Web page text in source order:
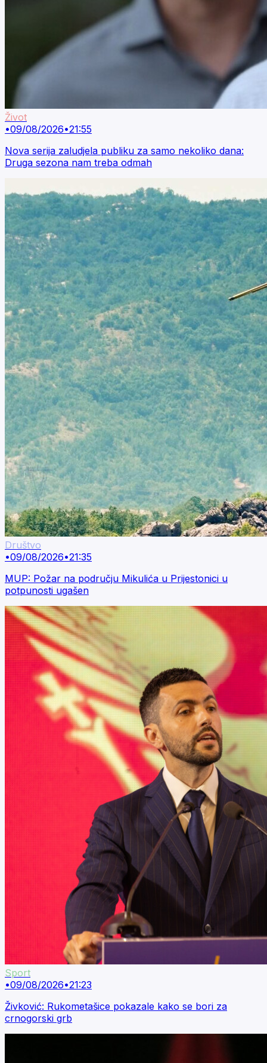
Život
•09/08/2026•21:55
Nova serija zaludjela publiku za samo nekoliko dana:
Druga sezona nam treba odmah
Društvo
•09/08/2026•21:35
MUP: Požar na području Mikulića u Prijestonici u
potpunosti ugašen
Sport
•09/08/2026•21:23
Živković: Rukometašice pokazale kako se bori za
crnogorski grb